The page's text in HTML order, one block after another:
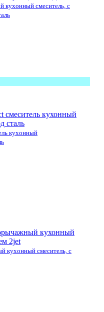
кухонный смеситель, с
кухонный
кухонный смеситель, с